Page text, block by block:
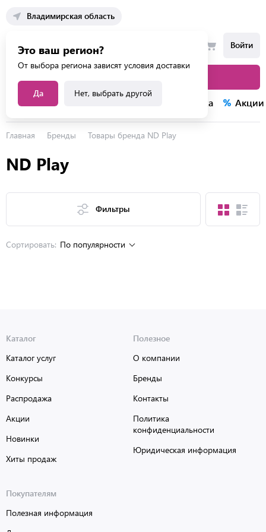
Владимирская область
Это ваш регион?
От выбора региона зависят условия доставки
Да Нет, выбрать другой
Войти
Каталог услуг Распродажа Акции
Главная Бренды Товары бренда ND Play
ND Play
Фильтры
Сортировать: По популярности
Каталог
Каталог услуг
Конкурсы
Распродажа
Акции
Новинки
Хиты продаж
Полезное
О компании
Бренды
Контакты
Политика
конфиденциальности
Юридическая информация
Покупателям
Полезная информация